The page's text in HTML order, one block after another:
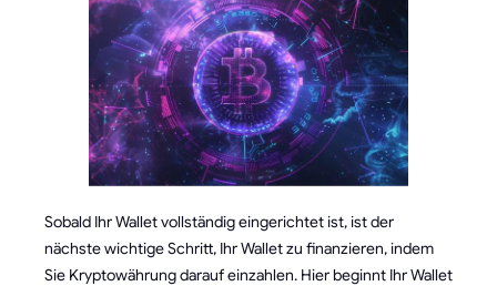
Sobald Ihr Wallet vollständig eingerichtet ist, ist der
nächste wichtige Schritt, Ihr Wallet zu finanzieren, indem
Sie Kryptowährung darauf einzahlen. Hier beginnt Ihr Wallet